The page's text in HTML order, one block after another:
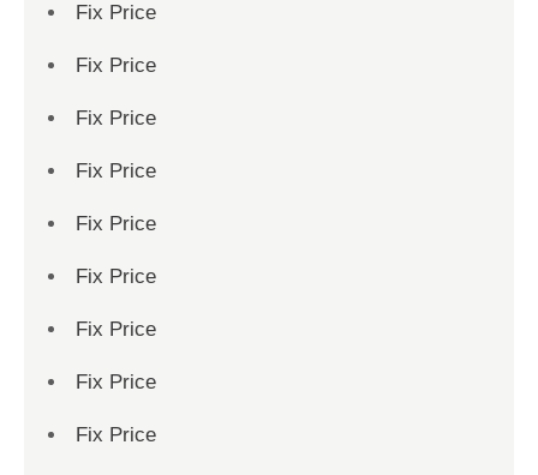
Fix Price
Fix Price
Fix Price
Fix Price
Fix Price
Fix Price
Fix Price
Fix Price
Fix Price